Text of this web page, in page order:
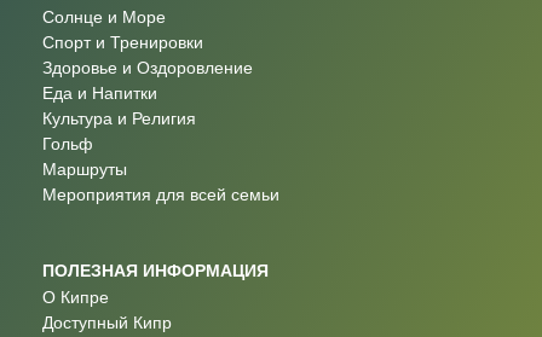
Солнце и Море
Спорт и Тренировки
Здоровье и Оздоровление
Еда и Напитки
Культура и Религия
Гольф
Маршруты
Мероприятия для всей семьи
ПОЛЕЗНАЯ ИНФОРМАЦИЯ
О Кипре
Доступный Кипр